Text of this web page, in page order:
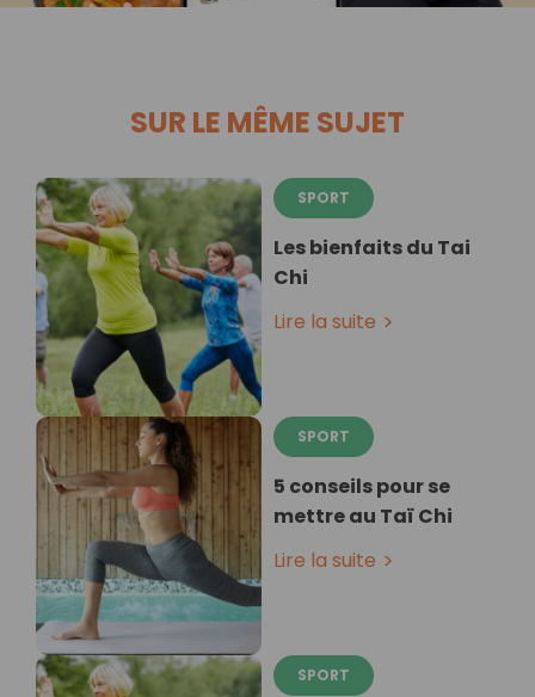
SUR LE MÊME SUJET
SPORT
Les bienfaits du Tai
Chi
Lire la suite
SPORT
5 conseils pour se
mettre au Taï Chi
Lire la suite
SPORT